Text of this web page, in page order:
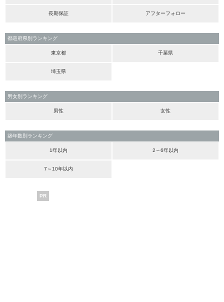
長期保証 アフターフォロー
都道府県別ランキング
東京都 千葉県
埼玉県
男女別ランキング
男性 女性
築年数別ランキング
1年以内 2～6年以内
7～10年以内
PR